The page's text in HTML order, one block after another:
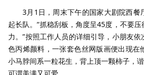
3月1日，周末下午的国家大剧院西餐
起长队。“抓稳刮板，角度呈45度，不要
力。”按照工作人员的详细引导，小朋友
色丙烯颜料，一张套色丝网版画便出现在
小马脖间系一粒花生，背上顶一颗柿子，